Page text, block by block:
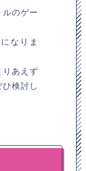
のゲー
なりま
あえず
検討し